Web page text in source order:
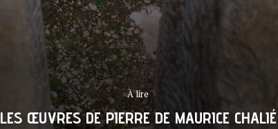
À lire
LES ŒUVRES DE PIERRE DE MAURICE CHALIÉ